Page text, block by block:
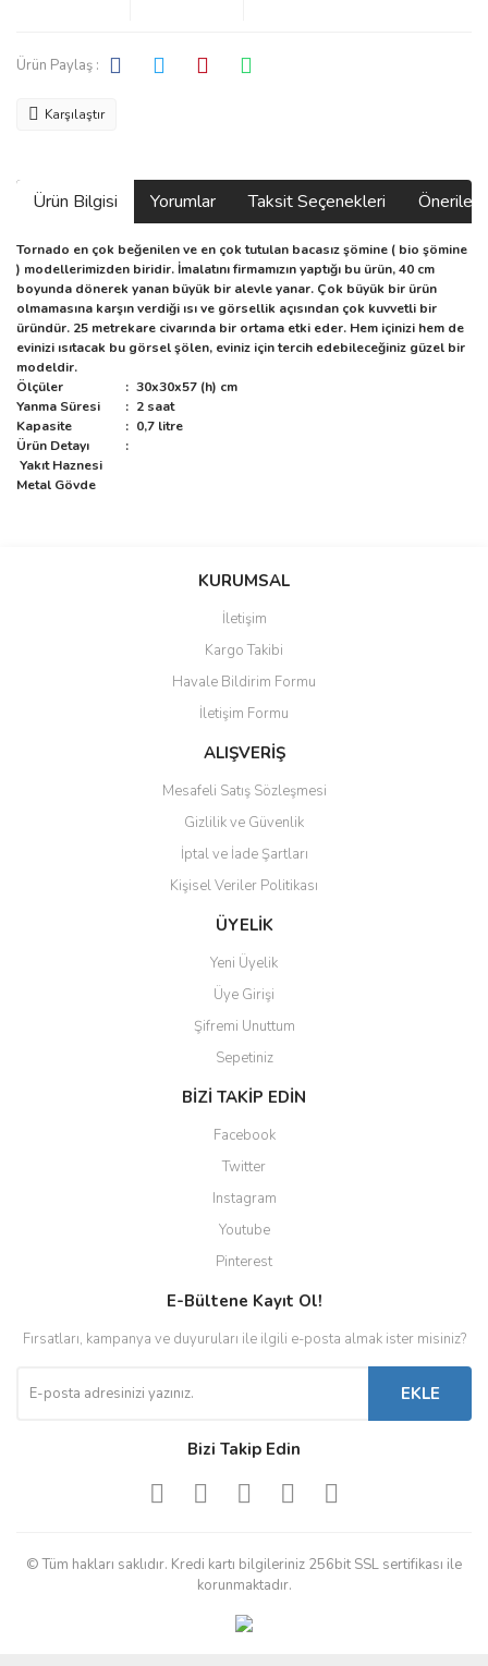
Ürün Paylaş :
Karşılaştır
Ürün Bilgisi Yorumlar Taksit Seçenekleri
Tornado en çok beğenilen ve en çok tutulan bacasız şömine ( bio şömine
) modellerimizden biridir. İmalatını firmamızın yaptığı bu ürün, 40 cm
boyunda dönerek yanan büyük bir alevle yanar. Çok büyük bir ürün
olmamasına karşın verdiği ısı ve görsellik açısından çok kuvvetli bir
üründür. 25 metrekare civarında bir ortama etki eder. Hem içinizi hem de
evinizi ısıtacak bu görsel şölen, eviniz için tercih edebileceğiniz güzel bir
modeldir.
Ölçüler
: 30x30x57 (h) cm
Yanma Süresi
: 2 saat
Kapasite
: 0,7 litre
Ürün Detayı
:
Yakıt Haznesi
Metal Gövde
Bu ürüne ilk yorumu siz yapın!
Ürün resmi kalitesiz, bozuk veya görüntülenemiyor.
Ürün açıklamasında eksik bilgiler bulunuyor.
Ürün bilgilerinde hatalar bulunuyor.
Ürün fiyatı diğer sitelerden daha pahalı.
Gönder
KURUMSAL
İletişim
Kargo Takibi
Havale Bildirim Formu
İletişim Formu
ALIŞVERİŞ
Mesafeli Satış Sözleşmesi
Gizlilik ve Güvenlik
İptal ve İade Şartları
Kişisel Veriler Politikası
ÜYELİK
Yeni Üyelik
Üye Girişi
Şifremi Unuttum
Sepetiniz
BİZİ TAKİP EDİN
Facebook
Twitter
Instagram
Youtube
Pinterest
E-Bültene Kayıt Ol!
Fırsatları, kampanya ve duyuruları ile ilgili e-posta almak ister misiniz?
EKLE
Bizi Takip Edin
© Tüm hakları saklıdır. Kredi kartı bilgileriniz 256bit SSL sertifikası ile
korunmaktadır.